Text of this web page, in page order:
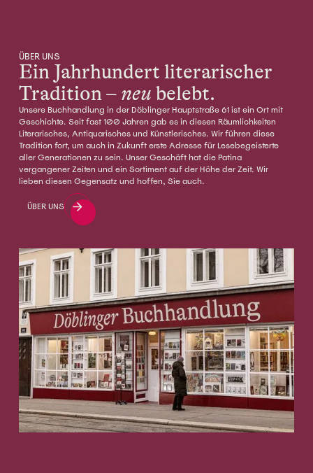
ÜBER UNS
Ein Jahrhundert literarischer
Tradition – neu belebt.
Unsere Buchhandlung in der Döblinger Hauptstraße 61 ist ein Ort mit
Geschichte. Seit fast 100 Jahren gab es in diesen Räumlichkeiten
Literarisches, Antiquarisches und Künstlerisches. Wir führen diese
Tradition fort, um auch in Zukunft erste Adresse für Lesebegeisterte
aller Generationen zu sein. Unser Geschäft hat die Patina
vergangener Zeiten und ein Sortiment auf der Höhe der Zeit. Wir
lieben diesen Gegensatz und hoffen, Sie auch.
ÜBER UNS